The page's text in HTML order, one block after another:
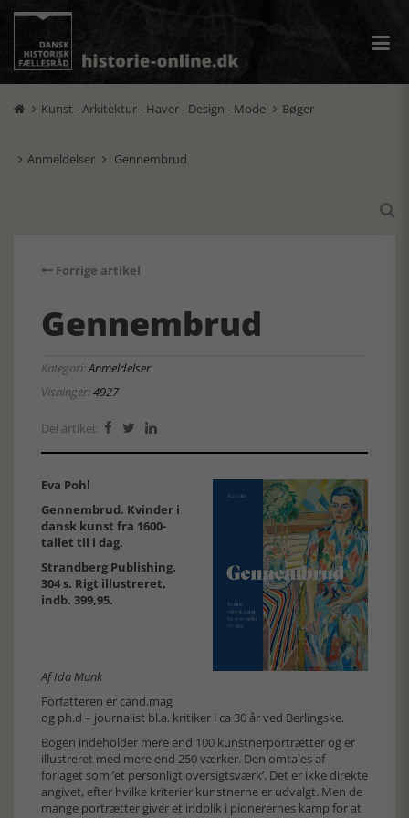
 Kunst - Arkitektur - Haver - Design - Mode  Bøger
 Anmeldelser  Gennembrud

Forrige artikel
Gennembrud
Kategori:Anmeldelser
Visninger:4927
Del artikel:   
Eva Pohl
Gennembrud. Kvinder i
dansk kunst fra 1600-
tallet til i dag.
Strandberg Publishing.
304 s. Rigt illustreret,
indb. 399,95.
Af Ida Munk
Forfatteren er cand.mag
og ph.d – journalist bl.a. kritiker i ca 30 år ved Berlingske.
Bogen indeholder mere end 100 kunstnerportrætter og er
illustreret med mere end 250 værker. Den omtales af
forlaget som ’et personligt oversigtsværk’. Det er ikke direkte
angivet, efter hvilke kriterier kunstnerne er udvalgt. Men de
mange portrætter giver et indblik i pionerernes kamp for at